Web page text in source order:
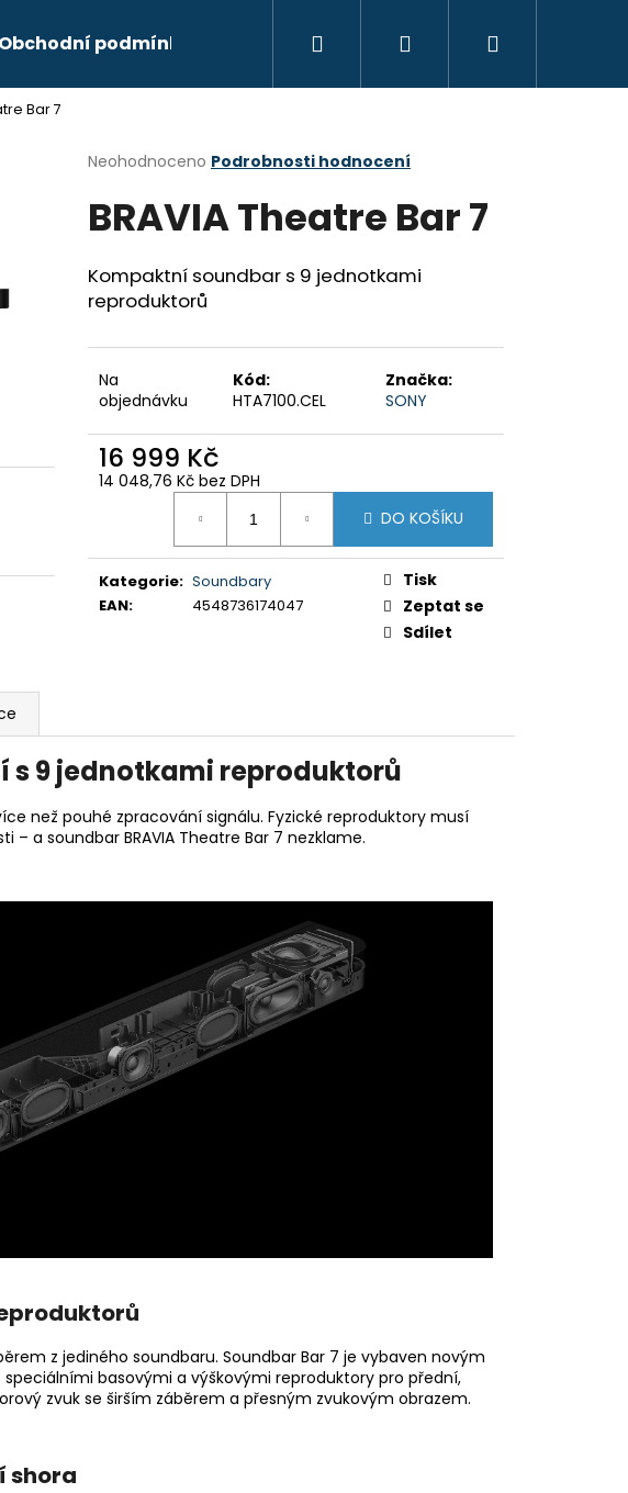
Obchodní podmínky Moje objednávka Kontakty
Přihlášení
Bar 7
Průměrné
produktu
je
z
5
hvězdiček.
Neohodnoceno Podrobnosti hodnocení
BRAVIA Theatre Bar 7
Kompaktní soundbar s 9 jednotkami
reproduktorů
Na
objednávku
Kód:
HTA7100.CEL
Značka:
SONY
16 999 Kč
14 048,76 Kč bez DPH
DO KOŠÍKU
Kategorie: Soundbary
EAN: 4548736174047
Tisk
Zeptat se
Sdílet
9 jednotkami reproduktorů
než pouhé zpracování signálu. Fyzické reproduktory musí
a soundbar BRAVIA Theatre Bar 7 nezklame.
z jediného soundbaru. Soundbar Bar 7 je vybaven novým
basovými a výškovými reproduktory pro přední,
zvuk se širším záběrem a přesným zvukovým obrazem.
shora
BRAVIA 3 II (K55XR35M2PB.CEI)